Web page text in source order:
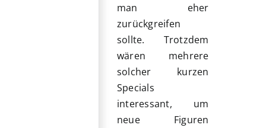
man eher
zurückgreifen
sollte. Trotzdem
wären mehrere
solcher kurzen
Specials
interessant, um
neue Figuren